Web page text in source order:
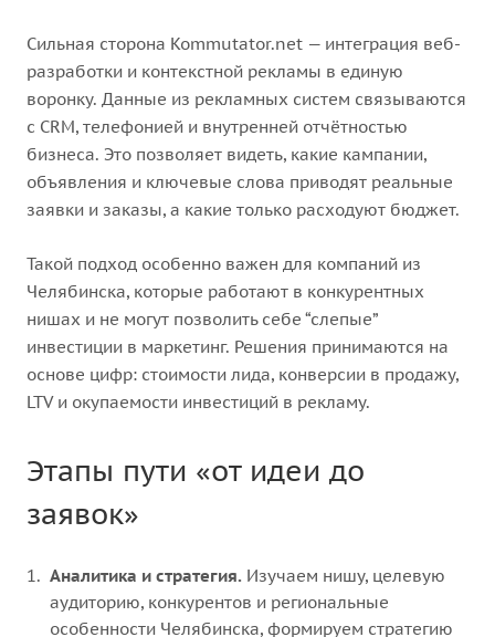
Сильная сторона Kommutator.net — интеграция веб-
разработки и контекстной рекламы в единую
воронку. Данные из рекламных систем связываются
с CRM, телефонией и внутренней отчётностью
бизнеса. Это позволяет видеть, какие кампании,
объявления и ключевые слова приводят реальные
заявки и заказы, а какие только расходуют бюджет.
Такой подход особенно важен для компаний из
Челябинска, которые работают в конкурентных
нишах и не могут позволить себе “слепые”
инвестиции в маркетинг. Решения принимаются на
основе цифр: стоимости лида, конверсии в продажу,
LTV и окупаемости инвестиций в рекламу.
Этапы пути «от идеи до
заявок»
Аналитика и стратегия. Изучаем нишу, целевую
аудиторию, конкурентов и региональные
особенности Челябинска, формируем стратегию